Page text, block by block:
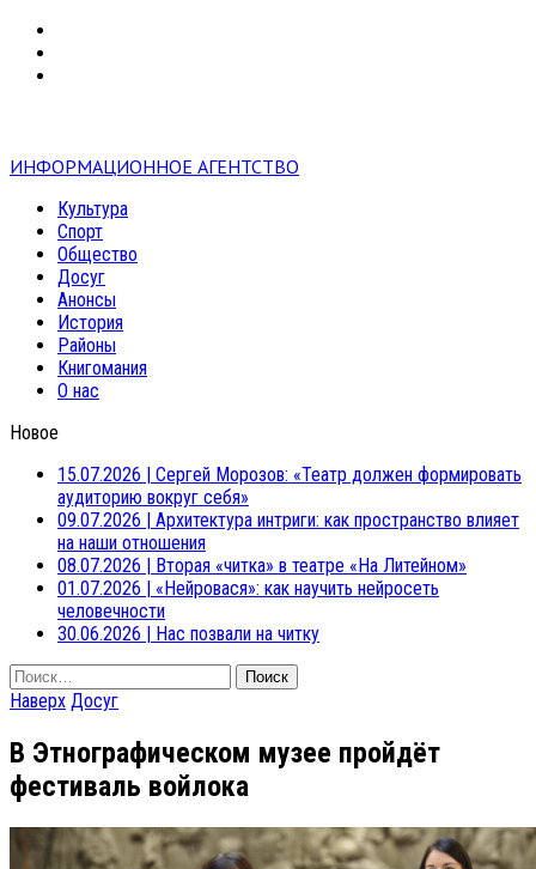
ИНФОРМАЦИОННОЕ АГЕНТСТВО
Культура
Спорт
Общество
Досуг
Анонсы
История
Районы
Книгомания
О нас
Новое
15.07.2026 | Сергей Морозов: «Театр должен формировать
аудиторию вокруг себя»
09.07.2026 | Архитектура интриги: как пространство влияет
на наши отношения
08.07.2026 | Вторая «читка» в театре «На Литейном»
01.07.2026 | «Нейровася»: как научить нейросеть
человечности
30.06.2026 | Нас позвали на читку
Найти:
Наверх Досуг
В Этнографическом музее пройдёт
фестиваль войлока